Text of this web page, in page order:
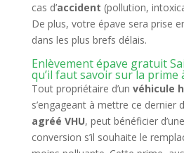
cas d’accident (pollution,
De plus, votre épave sera prise
dans les plus brefs délais.
Enlèvement épave gratuit
qu’il faut savoir sur la prime
Tout propriétaire d’un véhicule
s’engageant à mettre ce dernier
agréé VHU, peut bénéficier
conversion s’il souhaite le